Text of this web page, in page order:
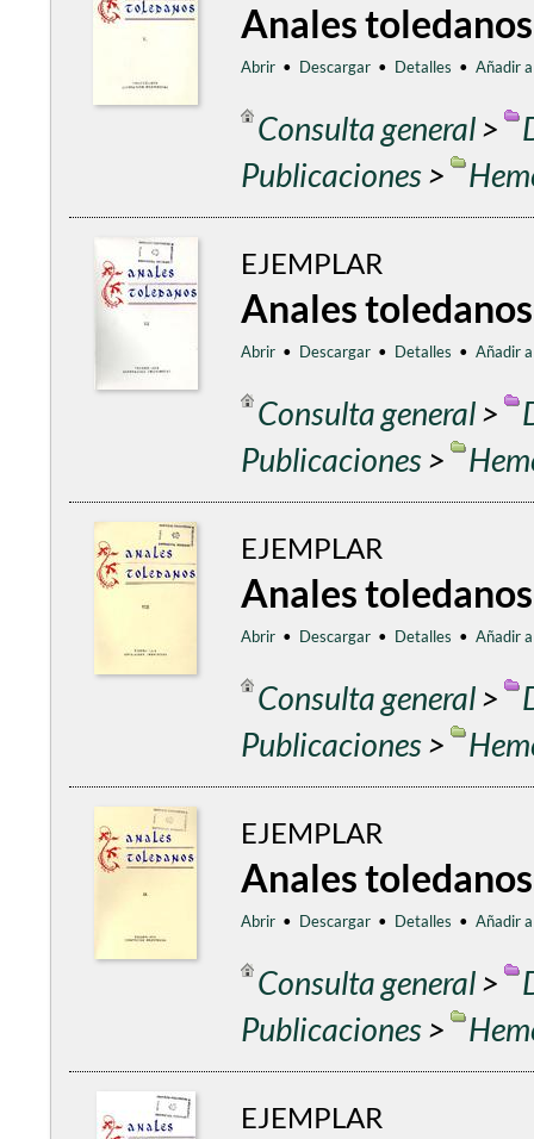
Anales toledanos
Abrir • Descargar • Detalles • Añadir
Consulta general>
Publicaciones>
EJEMPLAR
Anales toledanos
Abrir • Descargar • Detalles • Añadir
Consulta general>
Publicaciones>
EJEMPLAR
Anales toledanos
Abrir • Descargar • Detalles • Añadir
Consulta general>
Publicaciones>
EJEMPLAR
Anales toledanos
Abrir • Descargar • Detalles • Añadir
Consulta general>
Publicaciones>
EJEMPLAR